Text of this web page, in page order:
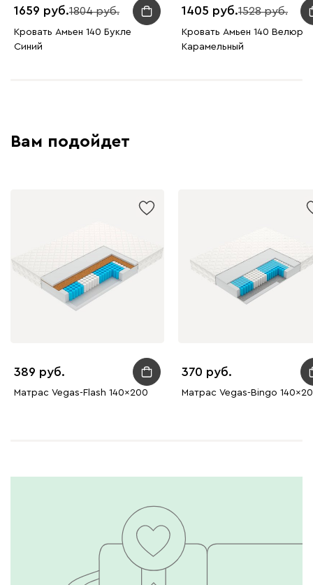
1659 1804
Кровать Амьен 140 Букле
Синий
1405 1528
Кровать Амьен 140 Велюр
Карамельный
Вам подойдет
389
Матрас Vegas-Flash 140x200
370
Матрас Vegas-Bingo